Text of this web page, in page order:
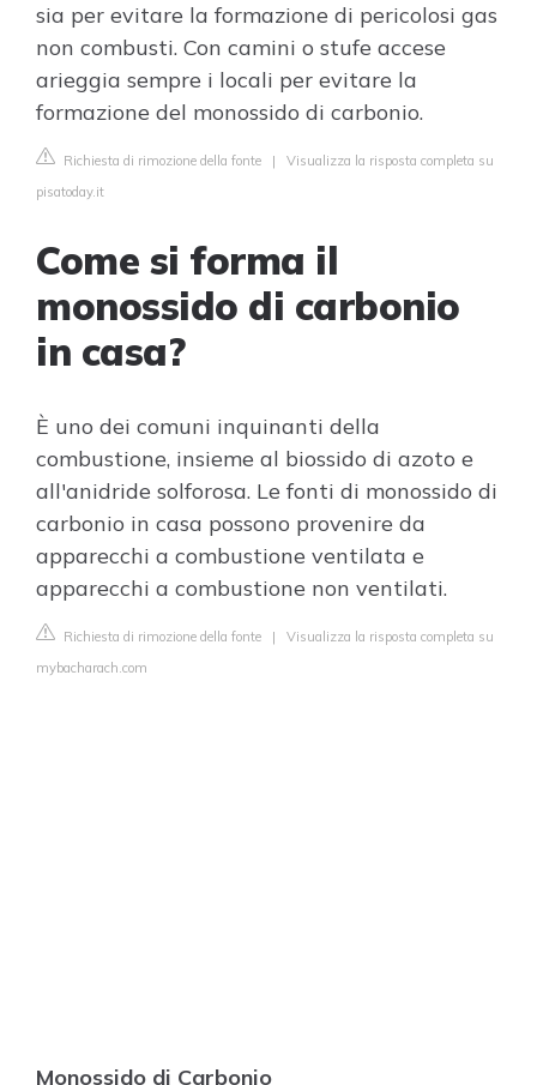
sia per evitare la formazione di pericolosi gas
non combusti. Con camini o stufe accese
arieggia sempre i locali per evitare la
formazione del monossido di carbonio.
Richiesta di rimozione della fonte | Visualizza la risposta completa su
pisatoday.it
Come si forma il
monossido di carbonio
in casa?
È uno dei comuni inquinanti della
combustione, insieme al biossido di azoto e
all'anidride solforosa. Le fonti di monossido di
carbonio in casa possono provenire da
apparecchi a combustione ventilata e
apparecchi a combustione non ventilati.
Richiesta di rimozione della fonte | Visualizza la risposta completa su
mybacharach.com
Monossido di Carbonio